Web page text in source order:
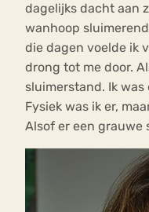
dagelijks dacht aan
wanhoop
die dagen voelde ik
drong tot me door.
sluimerstand. Ik was
Fysiek was ik er,
Alsof er een grauwe